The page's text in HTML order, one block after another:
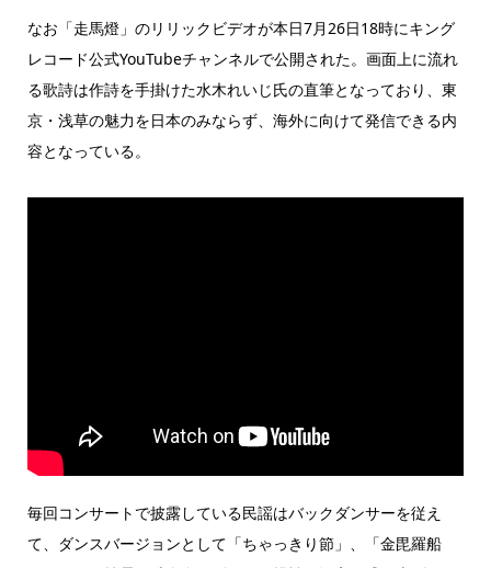
なお「走馬燈」のリリックビデオが本日7月26日18時にキング
レコード公式YouTubeチャンネルで公開された。画面上に流れ
る歌詩は作詩を手掛けた水木れいじ氏の直筆となっており、東
京・浅草の魅力を日本のみならず、海外に向けて発信できる内
容となっている。
毎回コンサートで披露している民謡はバックダンサーを従え
て、ダンスバージョンとして「ちゃっきり節」、「金毘羅船